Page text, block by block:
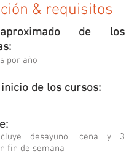
& requisitos
de los
por año
de los cursos:
desayuno, cena y 3
fin de semana